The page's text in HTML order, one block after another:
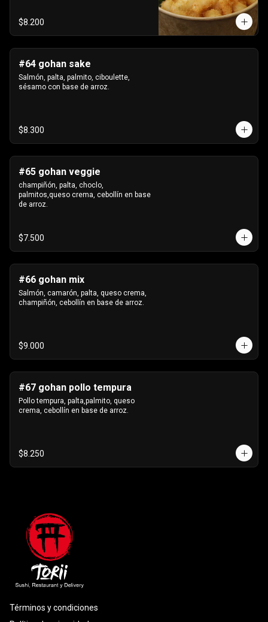
$8.200
#64 gohan sake
Salmón, palta, palmito, ciboulette,
sésamo con base de arroz.
$8.300
#65 gohan veggie
champiñón, palta, choclo,
palmitos,queso crema, cebollín en base
de arroz.
$7.500
#66 gohan mix
Salmón, camarón, palta, queso crema,
champiñón, cebollín en base de arroz.
$9.000
#67 gohan pollo tempura
Pollo tempura, palta,palmito, queso
crema, cebollín en base de arroz.
$8.250
Términos y condiciones